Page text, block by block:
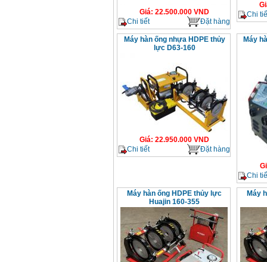
Giá: 22.500.000 VND
Chi tiết
Đặt hàng
Chi
Máy hàn ống nhựa HDPE thủy
lực D63-160
Giá: 22.950.000 VND
Chi tiết
Đặt hàng
Máy
Chi
Máy hàn ống HDPE thủy lực
Huajin 160-355
Máy